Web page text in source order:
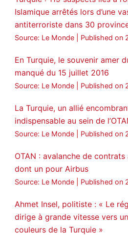
Islamique arrêtés lors d’une
antiterroriste dans 30
Source: Le Monde Published on
En Turquie, le souvenir amer
manqué du 15 juillet 2016
Source: Le Monde Published on
La Turquie, un allié
indispensable au sein de
Source: Le Monde Published on
OTAN : avalanche de
dont un pour Airbus
Source: Le Monde Published on
Ahmet Insel, politiste : « Le
dirige à grande vitesse vers
couleurs de la Turquie »